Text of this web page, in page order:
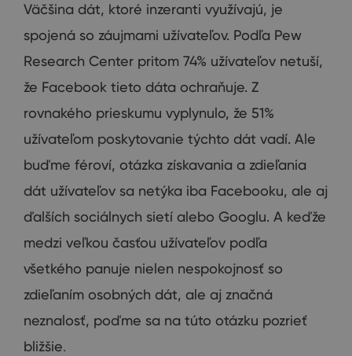
Väčšina dát, ktoré inzeranti využívajú, je
spojená so záujmami užívateľov. Podľa Pew
Research Center pritom 74% užívateľov netuší,
že Facebook tieto dáta ochraňuje. Z
rovnakého prieskumu vyplynulo, že 51%
užívateľom poskytovanie týchto dát vadí. Ale
buďme féroví, otázka získavania a zdieľania
dát užívateľov sa netýka iba Facebooku, ale aj
ďalších sociálnych sietí alebo Googlu. A keďže
medzi veľkou časťou užívateľov podľa
všetkého panuje nielen nespokojnosť so
zdieľaním osobných dát, ale aj značná
neznalosť, poďme sa na túto otázku pozrieť
bližšie.